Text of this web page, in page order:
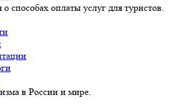
способах оплаты услуг для туристов.
в России и мире.